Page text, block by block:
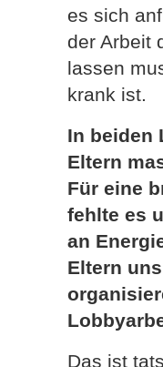
es sich
der Arbeit
lassen
krank ist.
In beiden
Eltern
Für eine
fehlte es
an
Eltern
Das ist